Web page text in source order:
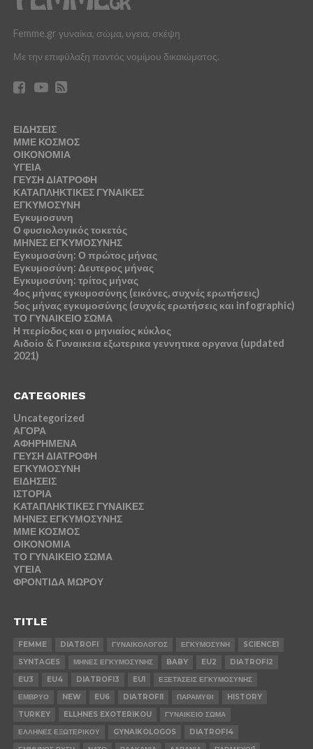
Femme.gr γυναίκα, σώμα, υγεια, σκέψη
Με την επιφύλαξη παντός νομίμου δικαιώματος.
ΕΙΔΗΣΕΙΣ
ΜΜΕ ΚΟΣΜΟΣ
ΟΙΚΟΝΟΜΙΑ
ΥΓΕΙΑ
ΓΕΥΣΗ ΔΙΑΤΡΟΦΗ
ΚΑΤΑΠΛΗΚΤΙΚΕΣ ΓΥΝΑΙΚΕΣ
ΕΓΚΥΜΟΣΥΝΗ
Εγκυμοσυνη
Ο φυσιολογικός τοκετός
ΜΗΝΕΣ ΕΓΚΥΜΟΣΥΝΗΣ
Εγκυμοσύνη: Ο πρώτος μήνας
Εγκυμοσύνη: Δευτερος μήνας
Εγκυμοσύνη: τρίτος μήνας
4ος μήνας εγκυμοσύνης (εικόνες, συχνές ερωτήσεις)
5ος μήνας εγκυμοσύνης (συχνές ερωτήσεις και infographic)
ΤΟ ΓΥΝΑΙΚΕΙΟ ΣΩΜΑ
Η περίοδος και ο μηνιαίος κύκλος
Αιδοίο & Γυναικεια εξωτερικα γεννητικα οργανα (updated
2021)
CATEGORIES
Uncategorized
ΑΓΟΡΑ
ΑΦΗΡΗΜΕΝΑ
ΓΕΥΣΗ ΔΙΑΤΡΟΦΗ
ΕΓΚΥΜΟΣΥΝΗ
ΕΙΔΗΣΕΙΣ
ΙΣΤΟΡΙΑ
ΚΑΤΑΠΛΗΚΤΙΚΕΣ ΓΥΝΑΙΚΕΣ
ΜΗΝΕΣ ΕΓΚΥΜΟΣΥΝΗΣ
ΜΜΕ ΚΟΣΜΟΣ
ΟΙΚΟΝΟΜΙΑ
ΤΟ ΓΥΝΑΙΚΕΙΟ ΣΩΜΑ
ΥΓΕΙΑ
ΦΡΟΝΤΙΔΑ ΜΩΡΟΥ
TITLE
FEMME DIATROFI ΓΥΝΑΙΚΟΛΟΓΟΣ ΕΓΚΥΜΟΣΥΝΗ
SCIENCE1
SYNTAGES
ΜΗΝΕΣ ΕΓΚΥΜΟΣΥΝΗΣ BABY EU2
DIATROFI2
EU3
EU4 DIATROFI3 EU1
ΕΞΕΤΆΣΕΙΣ ΕΓΚΥΜΟΣΥΝΗΣ
ΕΜΒΡΥΟ
NEW EU6 DIATROFI1 ΠΑΡΑΜΥΘΙ
HISTORY
TURKEY
ELLHNES EXOTERIKOU
ΓΥΝΑΙΚΕΙΟ ΣΩΜΑ
ΕΛΛΗΝΕΣ ΕΞΩΤΕΡΙΚΟΥ
GYNAIKOLOGOS
DIATROFI4